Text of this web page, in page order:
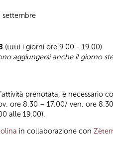
settembre
(tutti i giorni ore 9.00 - 19.00)
aggiungersi anche il giorno
prenotata, è necessario
ore 8.30 – 17.00/ ven. ore
alle 19.00).
in collaborazione con